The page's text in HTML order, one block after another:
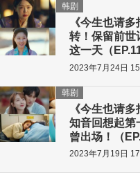
《今生也请
转！保留前世
这一天（EP.11
韩剧
2023年7月24日
《今生也请
知音回想起第
曾出场！（
韩剧
2023年7月19日